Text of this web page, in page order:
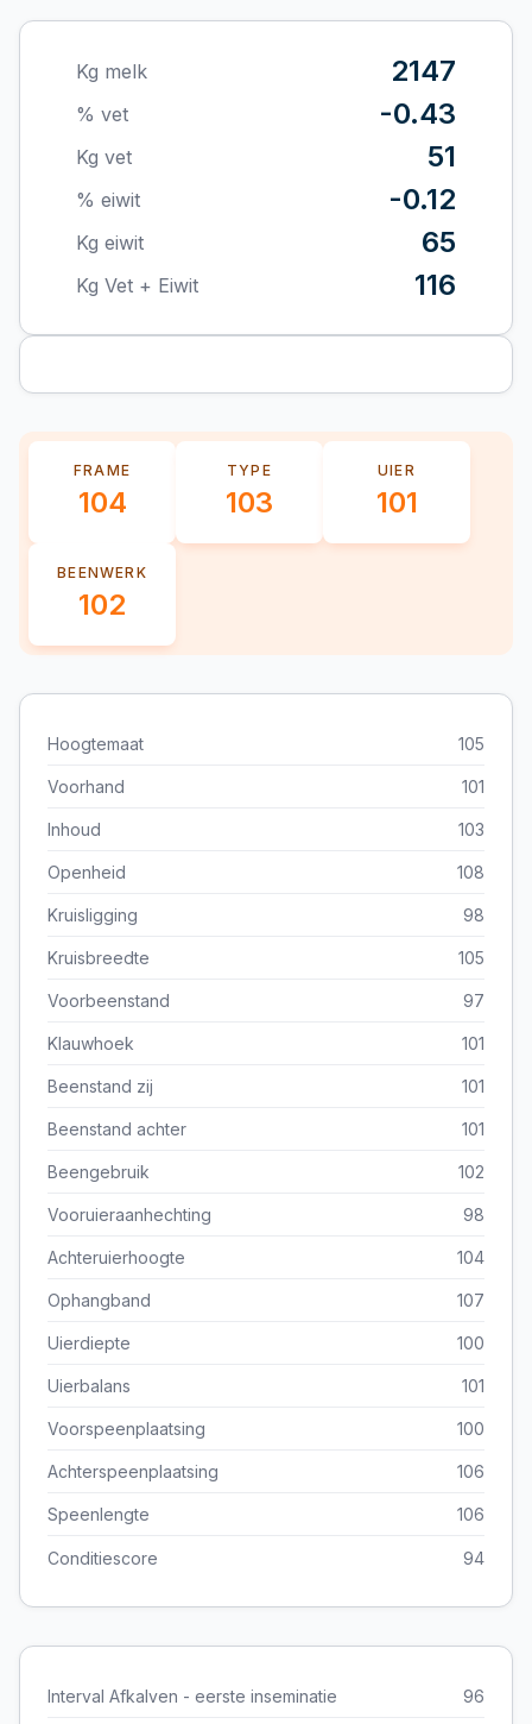
Kg melk 2147
% vet -0.43
Kg vet 51
% eiwit -0.12
Kg eiwit 65
Kg Vet + Eiwit 116
FRAME
104
TYPE
103
UIER
101
BEENWERK
102
Hoogtemaat 105
Voorhand 101
Inhoud 103
Openheid 108
Kruisligging 98
Kruisbreedte 105
Voorbeenstand 97
Klauwhoek 101
Beenstand zij 101
Beenstand achter 101
Beengebruik 102
Vooruieraanhechting 98
Achteruierhoogte 104
Ophangband 107
Uierdiepte 100
Uierbalans 101
Voorspeenplaatsing 100
Achterspeenplaatsing 106
Speenlengte 106
Conditiescore 94
Interval Afkalven - eerste inseminatie 96